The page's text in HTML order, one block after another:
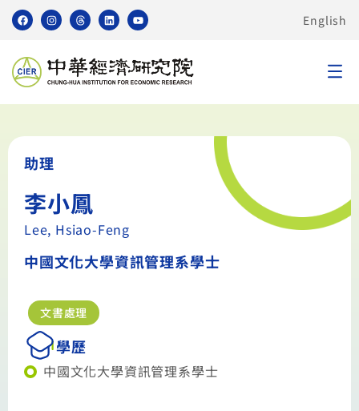
English
助理
李小鳳
Lee, Hsiao-Feng
中國文化大學資訊管理系學士
文書處理
學歷
中國文化大學資訊管理系學士